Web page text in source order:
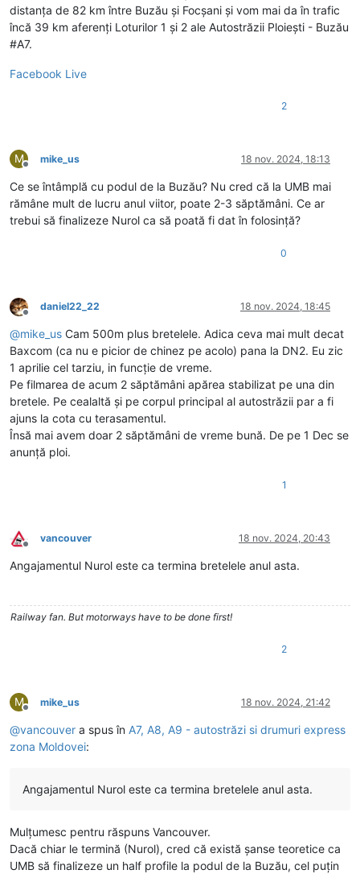
distanța de 82 km între Buzău și Focșani și vom mai da în trafic
încă 39 km aferenți Loturilor 1 și 2 ale Autostrăzii Ploiești - Buzău
#A7.
Facebook Live
2
M
Deconectat
mike_us 18 nov. 2024, 18:13
Ce se întâmplă cu podul de la Buzău? Nu cred că la UMB mai
rămâne mult de lucru anul viitor, poate 2-3 săptămâni. Ce ar
trebui să finalizeze Nurol ca să poată fi dat în folosință?
0
Deconectat
daniel22_22 18 nov. 2024, 18:45
@mike_us Cam 500m plus bretelele. Adica ceva mai mult decat
Baxcom (ca nu e picior de chinez pe acolo) pana la DN2. Eu zic
1 aprilie cel tarziu, in funcție de vreme.
Pe filmarea de acum 2 săptămâni apărea stabilizat pe una din
bretele. Pe cealaltă și pe corpul principal al autostrăzii par a fi
ajuns la cota cu terasamentul.
Însă mai avem doar 2 săptămâni de vreme bună. De pe 1 Dec se
anunță ploi.
1
Deconectat
vancouver 18 nov. 2024, 20:43
Angajamentul Nurol este ca termina bretelele anul asta.
Railway fan. But motorways have to be done first!
2
M
Deconectat
mike_us 18 nov. 2024, 21:42
@vancouver a spus în A7, A8, A9 - autostrăzi si drumuri express
zona Moldovei:
Angajamentul Nurol este ca termina bretelele anul asta.
Mulțumesc pentru răspuns Vancouver.
Dacă chiar le termină (Nurol), cred că există șanse teoretice ca
UMB să finalizeze un half profile la podul de la Buzău, cel puțin